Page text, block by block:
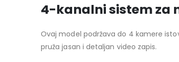
4-kanalni sistem za
Ovaj model podržava do 4 kamere
pruža jasan i detaljan video zapis.